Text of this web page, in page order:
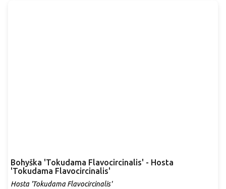
Bohyška 'Tokudama Flavocircinalis' - Hosta
'Tokudama Flavocircinalis'
Hosta 'Tokudama Flavocircinalis'